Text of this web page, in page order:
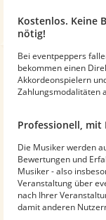
Kostenlos. Keine
nötig!
Bei eventpeppers
bekommen einen
Akkordeonspielern
Zahlungsmodalitäten
Professionell, mit
Die Musiker werden
Bewertungen und
Musiker - also
Veranstaltung über
nach Ihrer
damit anderen